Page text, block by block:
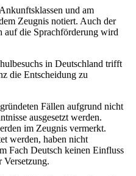
und am
Zeugnis notiert. Auch der
auf die Sprachförderung wird
in Deutschland trifft
die Entscheidung zu
Fällen aufgrund nicht
ausgesetzt werden.
im Zeugnis vermerkt.
werden, haben nicht
Fach Deutsch keinen Einfluss
Versetzung.